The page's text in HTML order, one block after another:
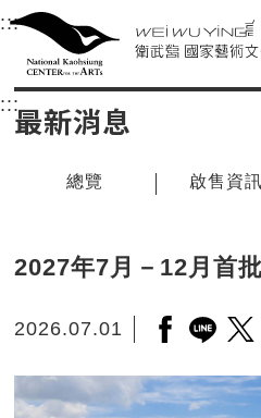
衛武營國家藝術文化
中央內容區塊，為本頁主要內容區。
:::選單連結區塊，此區塊列
衛武營國家藝術
:::中央內容區塊，為本頁主
最新消息
總覽 啟售資訊
2027年7月－12月首
2026.07.01 另開新視
另開新
另